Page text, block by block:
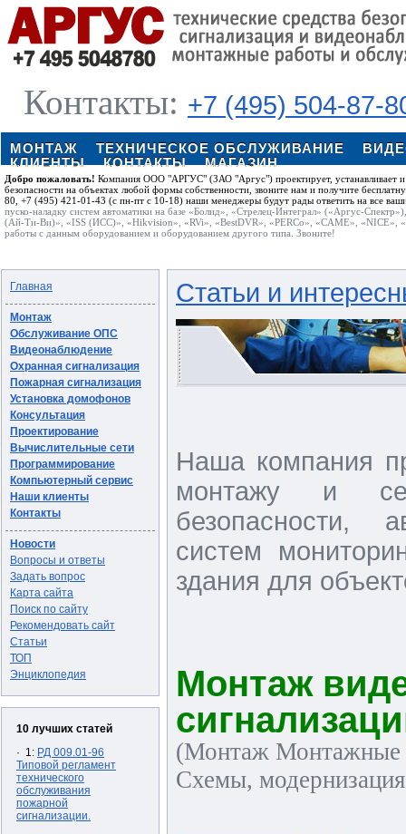
Контакты: +7 (495) 504-87-
МОНТАЖ ТЕХНИЧЕСКОЕ ОБСЛУЖИВАНИЕ
КЛИЕНТЫ
КОНТАКТЫ МАГАЗИН
Добро пожаловать! Компания ООО "АРГУС" (ЗАО "Аргус") проектирует, устанавливает и
безопасности на объектах любой формы собственности, звоните нам и получите
80, +7 (495) 421-01-43 (с пн-пт с 10-18) наши менеджеры будут рады ответить на все
пуско-наладку систем автоматики на базе «Болид», «Стрелец-Интеграл» («Аргус-
(Ай-Ти-Ви)», «ISS (ИСС)», «Hikvision», «RVi», «BestDVR», «PERCo», «CAME», «NICE»,
работы с данным оборудованием и оборудованием другого типа. Звоните!
Главная
Монтаж
Обслуживание ОПС
Видеонаблюдение
Охранная сигнализация
Пожарная сигнализация
Установка домофонов
Консультация
Проектирование
Вычислительные сети
Программирование
Компьютерный сервис
Наши клиенты
Контакты
Новости
Вопросы и ответы
Задать вопрос
Карта сайта
Поиск по сайту
Рекомендовать сайт
Статьи
ТОП
Энциклопедия
10 лучших статей
· 1: РД 009.01-96
Типовой регламент
технического
обслуживания
пожарной
сигнализации.
Статьи и
Наша компания
монтажу и
безопасности,
систем
здания для
Монтаж
(Монтаж Монтажные
Схемы,